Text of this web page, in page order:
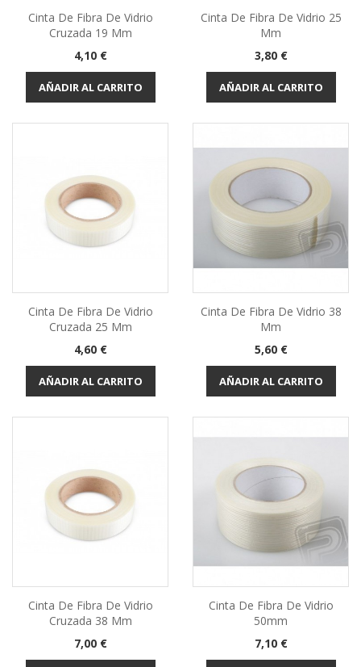
Cinta De Fibra De Vidrio
Cruzada 19 Mm
Precio
4,10 €
AÑADIR AL CARRITO
Cinta De Fibra De Vidrio 25
Mm
Precio
3,80 €
AÑADIR AL CARRITO
Cinta De Fibra De Vidrio
Cruzada 25 Mm
Precio
4,60 €
AÑADIR AL CARRITO
Cinta De Fibra De Vidrio 38
Mm
Precio
5,60 €
AÑADIR AL CARRITO
Cinta De Fibra De Vidrio
Cruzada 38 Mm
Precio
7,00 €
Cinta De Fibra De Vidrio
50mm
Precio
7,10 €